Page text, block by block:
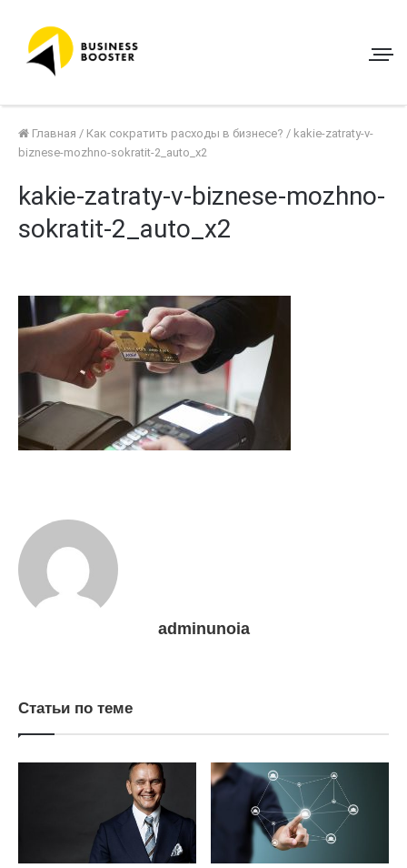
Главная / Как сократить расходы в бизнесе? / kakie-zatraty-v-
biznese-mozhno-sokratit-2_auto_x2
kakie-zatraty-v-biznese-mozhno-
sokratit-2_auto_x2
adminunoia
Статьи по теме